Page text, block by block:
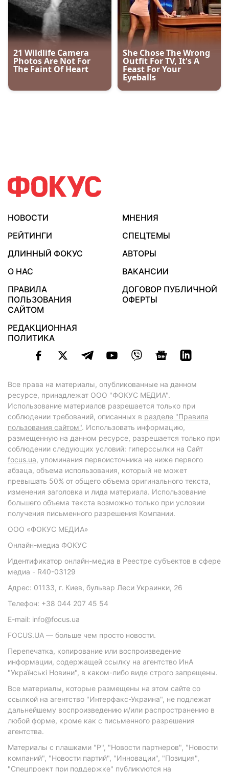
НОВОСТИ
МНЕНИЯ
РЕЙТИНГИ
СПЕЦТЕМЫ
ДЛИННЫЙ ФОКУС
АВТОРЫ
О НАС
ВАКАНСИИ
ПРАВИЛА
ПОЛЬЗОВАНИЯ
САЙТОМ
ДОГОВОР ПУБЛИЧНОЙ
ОФЕРТЫ
РЕДАКЦИОННАЯ
ПОЛИТИКА
Все права на материалы, опубликованные на данном
ресурсе, принадлежат ООО "ФОКУС МЕДИА".
Использование материалов разрешается только при
соблюдении требований, описанных в разделе "Правила
пользования сайтом". Использовать информацию,
размещенную на данном ресурсе, разрешается только при
соблюдении следующих условий: гиперссылки на Сайт
focus.ua, упоминания первоисточника не ниже первого
абзаца, объема использования, который не может
превышать 50% от общего объема оригинального текста,
изменения заголовка и лида материала. Использование
большего объема текста возможно только при условии
получения письменного разрешения Компании.
ООО «ФОКУС МЕДИА»
Онлайн-медиа ФОКУС
Идентификатор онлайн-медиа в Реестре субъектов в сфере
медиа - R40-03129
Адрес: 01133, г. Киев, бульвар Леси Украинки, 26
Телефон: +38 044 207 45 54
E-mail: info@focus.ua
FOCUS.UA — больше чем просто новости.
Перепечатка, копирование или воспроизведение
информации, содержащей ссылку на агентство ИнА
"Українські Новини", в каком-либо виде строго запрещены.
Все материалы, которые размещены на этом сайте со
ссылкой на агентство "Интерфакс-Украина", не подлежат
дальнейшему воспроизведению и/или распространению в
любой форме, кроме как с письменного разрешения
агентства.
Материалы с плашками "Р", "Новости партнеров", "Новости
компаний", "Новости партий", "Инновации", "Позиция",
"Спецпроект при поддержке" публикуются на